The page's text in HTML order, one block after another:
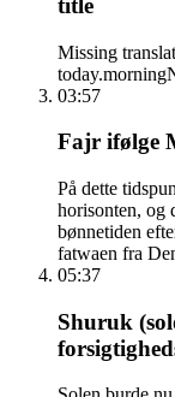
title
Missing
03:57
Fajr ifølge
På dette
horisonten, og
bønnetiden
fatwaen fra
05:37
Shuruk